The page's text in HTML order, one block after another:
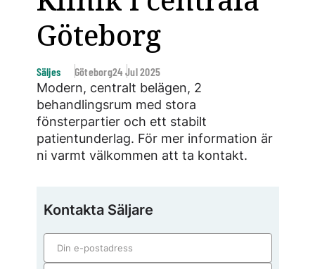
Göteborg
Säljes Göteborg24 Jul 2025
Modern, centralt belägen, 2
behandlingsrum med stora
fönsterpartier och ett stabilt
patientunderlag. För mer information är
ni varmt välkommen att ta kontakt.
Kontakta Säljare